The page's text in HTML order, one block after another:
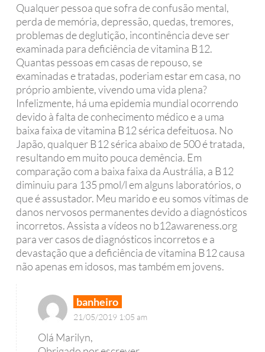
Qualquer pessoa que sofra de confusão mental,
perda de memória, depressão, quedas, tremores,
problemas de deglutição, incontinência deve ser
examinada para deficiência de vitamina B12.
Quantas pessoas em casas de repouso, se
examinadas e tratadas, poderiam estar em casa, no
próprio ambiente, vivendo uma vida plena?
Infelizmente, há uma epidemia mundial ocorrendo
devido à falta de conhecimento médico e a uma
baixa faixa de vitamina B12 sérica defeituosa. No
Japão, qualquer B12 sérica abaixo de 500 é tratada,
resultando em muito pouca demência. Em
comparação com a baixa faixa da Austrália, a B12
diminuiu para 135 pmol/l em alguns laboratórios, o
que é assustador. Meu marido e eu somos vítimas de
danos nervosos permanentes devido a diagnósticos
incorretos. Assista a vídeos no b12awareness.org
para ver casos de diagnósticos incorretos e a
devastação que a deficiência de vitamina B12 causa
não apenas em idosos, mas também em jovens.
banheiro
21/05/2019 1:05 am
Olá Marilyn,